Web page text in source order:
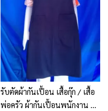
รับตัดผ้ากันเปื้อน เสื้อกุ๊ก / เสื้อ
พ่อครัว ผ้ากันเปื้อนพนักงาน รับ